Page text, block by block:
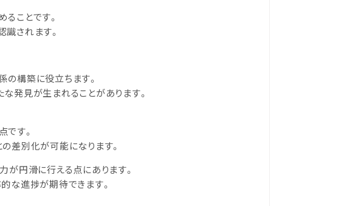
ことです。
されます。
の構築に役立ちます。
発見が生まれることがあります。
です。
差別化が可能になります。
が円滑に行える点にあります。
な進捗が期待できます。